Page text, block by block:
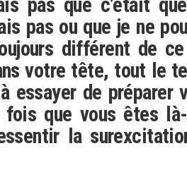
pas que c’était
pas ou que je ne
différent de
votre tête, tout le
essayer de préparer
que vous êtes
la